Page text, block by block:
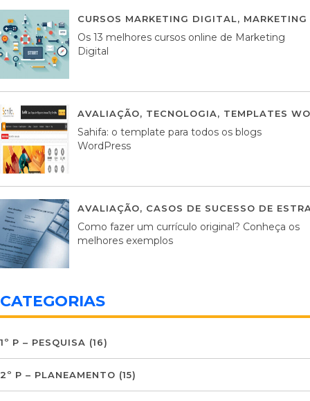
CURSOS MARKETING DIGITAL,
Os 13 melhores cursos online de Marketing
Digital
AVALIAÇÃO, TECNOLOGIA, TEMPLATES
Sahifa: o template para todos os blogs
WordPress
AVALIAÇÃO, CASOS DE SUCESSO DE
Como fazer um currículo original? Conheça os
melhores exemplos
CATEGORIAS
1º P – PESQUISA (16)
2º P – PLANEAMENTO (15)